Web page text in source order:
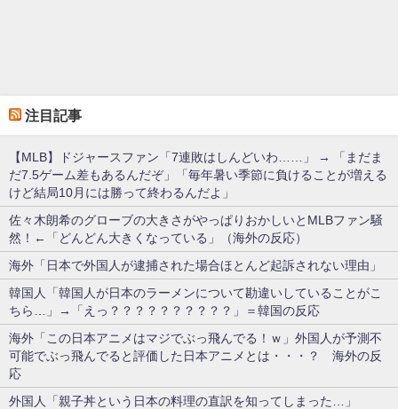
注目記事
【MLB】ドジャースファン「7連敗はしんどいわ……」 → 「まだま
だ7.5ゲーム差もあるんだぞ」「毎年暑い季節に負けることが増える
けど結局10月には勝って終わるんだよ」
佐々木朗希のグローブの大きさがやっぱりおかしいとMLBファン騒
然！←「どんどん大きくなっている」（海外の反応）
海外「日本で外国人が逮捕された場合ほとんど起訴されない理由」
韓国人「韓国人が日本のラーメンについて勘違いしていることがこ
ちら…」→「えっ？？？？？？？？？？」＝韓国の反応
海外「この日本アニメはマジでぶっ飛んでる！ｗ」外国人が予測不
可能でぶっ飛んでると評価した日本アニメとは・・・？ 海外の反
応
外国人「親子丼という日本の料理の直訳を知ってしまった…」